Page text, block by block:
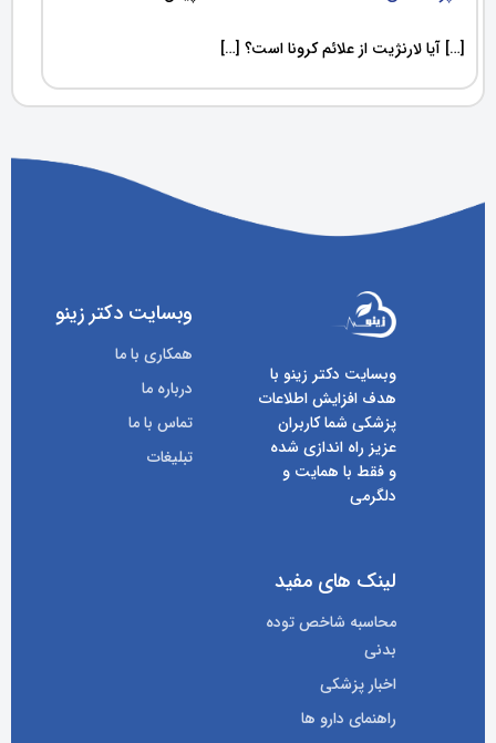
[…] آیا لارنژیت از علائم کرونا است؟ […]
وبسایت دکتر زینو با
هدف افزایش اطلاعات
پزشکی شما کاربران
عزیز راه اندازی شده
و فقط با همایت و
دلگرمی
وبسایت دکتر زینو
همکاری با ما
درباره ما
تماس با ما
تبلیغات
لینک های مفید
محاسبه شاخص توده
بدنی
اخبار پزشکی
راهنمای دارو ها